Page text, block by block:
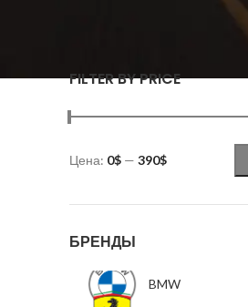
FILTER BY PRICE
Цена: 0$ — 390$
БРЕНДЫ
BMW